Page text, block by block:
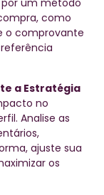
um método
como
o comprovante
a Estratégia
no
Analise as
ajuste sua
os